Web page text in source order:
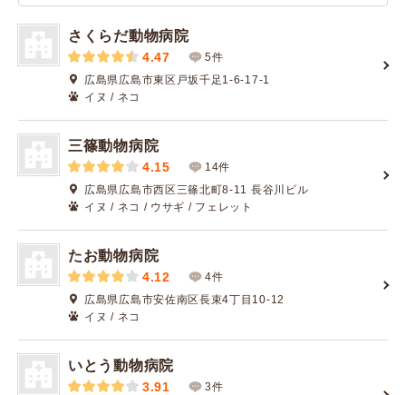
さくらだ動物病院
4.47
5件
広島県広島市東区戸坂千足1-6-17-1
イヌ / ネコ
三篠動物病院
4.15
14件
広島県広島市西区三篠北町8-11 長谷川ビル
イヌ / ネコ / ウサギ / フェレット
たお動物病院
4.12
4件
広島県広島市安佐南区長束4丁目10-12
イヌ / ネコ
いとう動物病院
3.91
3件